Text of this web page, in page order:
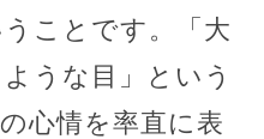
ことです。「大
うな目」という
心情を率直に表